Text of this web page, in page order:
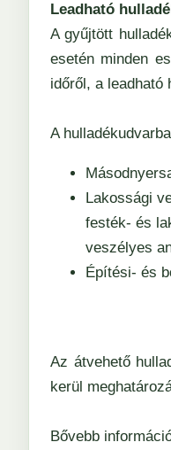
Leadható
A gyűjtött
esetén minden
időről, a leadható
A
Lakossági
festék- és
veszélyes
Építési- és
Az átvehető
kerül
Bővebb